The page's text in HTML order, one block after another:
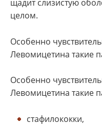
щадит слизистую
целом.
Особенно
Левомицетина такие
Особенно
Левомицетина такие
стафилококки,